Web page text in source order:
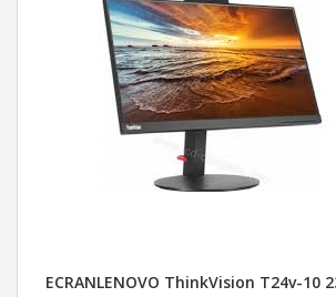
ECRANLENOVO ThinkVision T24v-10